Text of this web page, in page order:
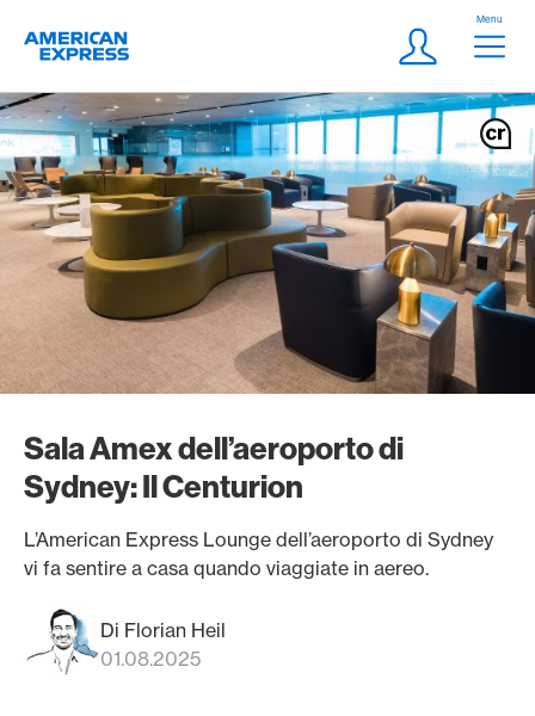
Logo
Meta
Login
Menu
Sala Amex dell’aeroporto di
Sydney: Il Centurion
L’American Express Lounge dell’aeroporto di Sydney
vi fa sentire a casa quando viaggiate in aereo.
Di Florian Heil
01.08.2025